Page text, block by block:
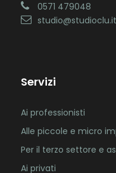
0571 479048
studio@studioclu.it
Servizi
Ai professionisti
Alle piccole e micro
Per il terzo settore e
Ai privati